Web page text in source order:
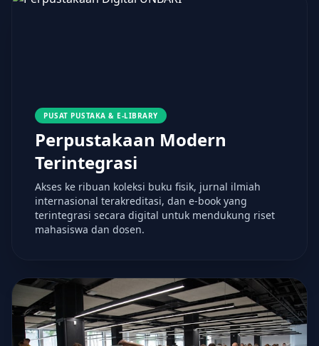
PUSAT PUSTAKA & E-LIBRARY
Perpustakaan Modern
Terintegrasi
Akses ke ribuan koleksi buku fisik, jurnal ilmiah
internasional terakreditasi, dan e-book yang
terintegrasi secara digital untuk mendukung riset
mahasiswa dan dosen.